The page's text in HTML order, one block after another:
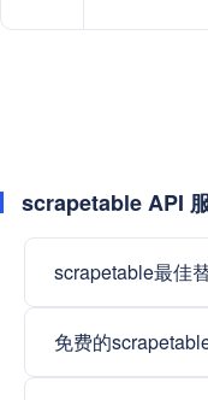
scrapetable API
scrapetable最佳
免费的